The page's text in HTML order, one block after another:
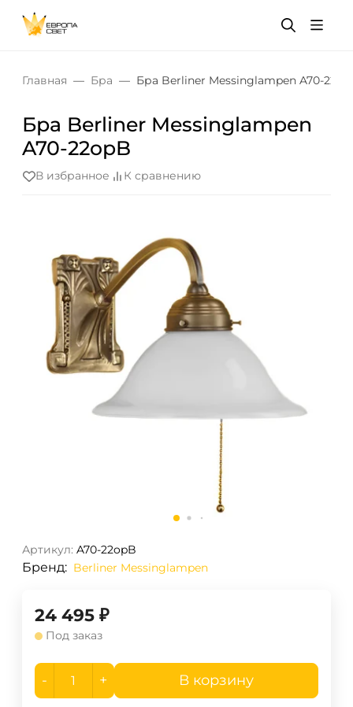
Главная Бра Бра Berliner Messinglampen A70-
Бра Berliner Messinglampen
A70-22opB
В избранное К сравнению
Артикул: A70-22opB
Бренд: Berliner Messinglampen
24 495 ₽
Под заказ
- + В корзину